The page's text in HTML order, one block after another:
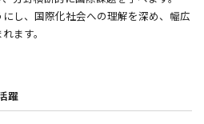
し、国際化社会への理解を深め、幅広
ます。
躍